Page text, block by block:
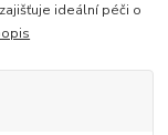
ideální péči o